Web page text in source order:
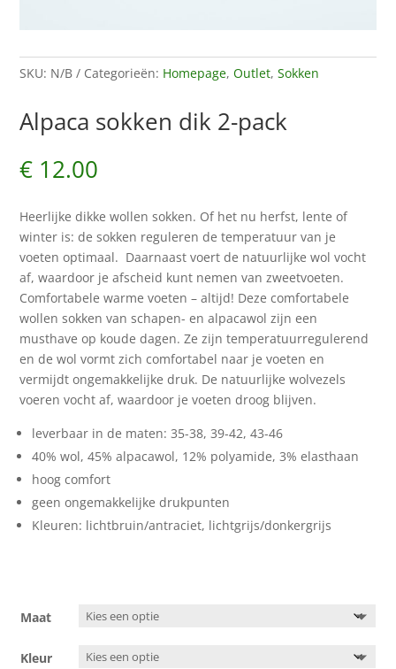
SKU: N/B Categorieën: Homepage,Outlet,Sokken
Alpaca sokken dik 2-pack
€ 12.00
Heerlijke dikke wollen sokken. Of het nu herfst, lente of
winter is: de sokken reguleren de temperatuur van je
voeten optimaal. Daarnaast voert de natuurlijke wol vocht
af, waardoor je afscheid kunt nemen van zweetvoeten.
Comfortabele warme voeten – altijd! Deze comfortabele
wollen sokken van schapen- en alpacawol zijn een
musthave op koude dagen. Ze zijn temperatuurregulerend
en de wol vormt zich comfortabel naar je voeten en
vermijdt ongemakkelijke druk. De natuurlijke wolvezels
voeren vocht af, waardoor je voeten droog blijven.
leverbaar in de maten: 35-38, 39-42, 43-46
40% wol, 45% alpacawol, 12% polyamide, 3% elasthaan
hoog comfort
geen ongemakkelijke drukpunten
Kleuren: lichtbruin/antraciet, lichtgrijs/donkergrijs
Maat
Kleur